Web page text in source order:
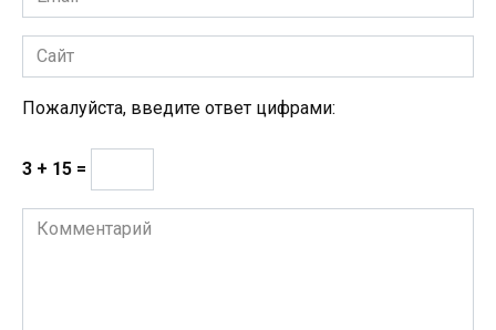
*
Сайт
Пожалуйста, введите ответ цифрами:
3 + 15 =
Комментарий